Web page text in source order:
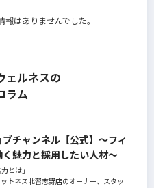
はありませんでした。
ェルネスの
ラム
チャンネル【公式】～フィ
魅力と採用したい人材～
とは」
トネス北習志野店のオーナー、スタッ